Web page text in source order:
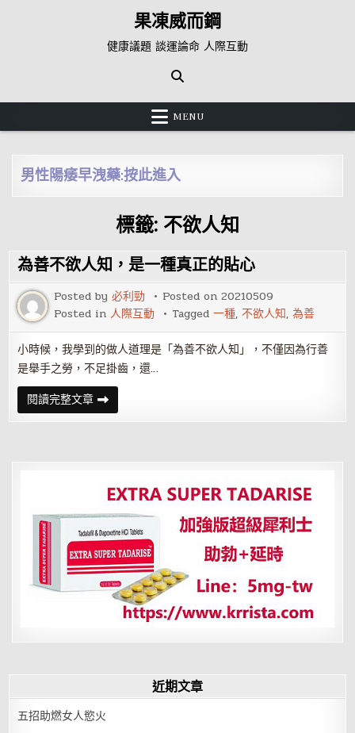
果凍威而鋼
健康議題 談運論命 人際互動
MENU
男性陽痿早洩藥:按此進入
標籤: 不欲人知
為善不欲人知，是一種真正的貼心
Posted by必利勁 Posted on20210509
Posted in人際互動 Tagged一種,不欲人知,為善
小時候，我學到的做人道理是「為善不欲人知」，不僅因為行善
是舉手之勞，不足掛齒，還…
閱讀完整文章為
善
不
是
真
正
的
貼
心
近期文章
五招助燃女人慾火